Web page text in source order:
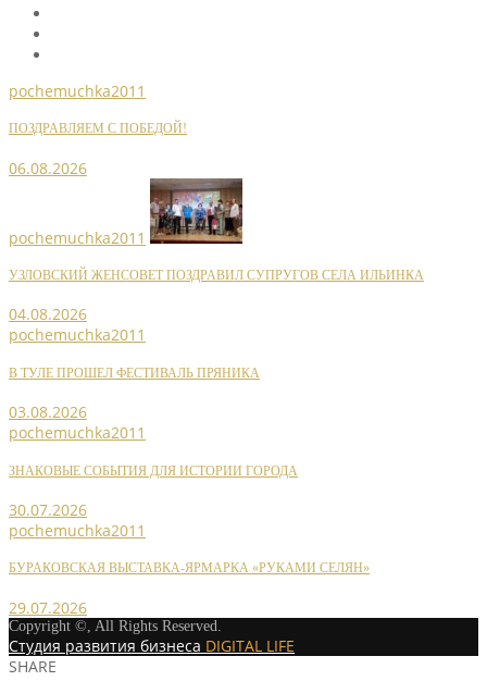
pochemuchka2011
ПОЗДРАВЛЯЕМ С ПОБЕДОЙ!
06.08.2026
pochemuchka2011
УЗЛОВСКИЙ ЖЕНСОВЕТ ПОЗДРАВИЛ СУПРУГОВ СЕЛА ИЛЬИНКА
04.08.2026
pochemuchka2011
В ТУЛЕ ПРОШЕЛ ФЕСТИВАЛЬ ПРЯНИКА
03.08.2026
pochemuchka2011
ЗНАКОВЫЕ СОБЫТИЯ ДЛЯ ИСТОРИИ ГОРОДА
30.07.2026
pochemuchka2011
БУРАКОВСКАЯ ВЫСТАВКА-ЯРМАРКА «РУКАМИ СЕЛЯН»
29.07.2026
Copyright ©, All Rights Reserved.
Студия развития бизнеса DIGITAL LIFE
SHARE